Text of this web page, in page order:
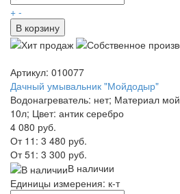
+ -
В корзину
Артикул: 010077
Дачный умывальник "Мойдодыр"
Водонагреватель: нет; Материал
10л; Цвет: антик серебро
4 080 руб.
От 11: 3 480 руб.
От 51: 3 300 руб.
В наличии
Единицы измерения: к-т